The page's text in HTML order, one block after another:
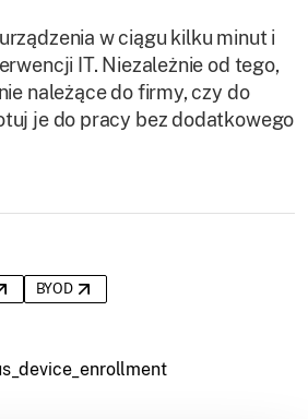
w ciągu kilku minut i
IT. Niezależnie od tego,
należące do firmy, czy do
je do pracy bez dodatkowego
BYOD